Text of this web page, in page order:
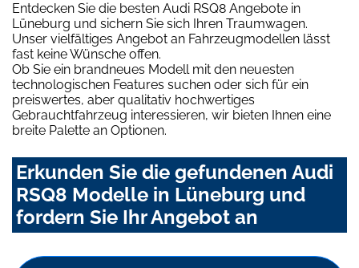
Entdecken Sie die besten Audi RSQ8 Angebote in
Lüneburg und sichern Sie sich Ihren Traumwagen.
Unser vielfältiges Angebot an Fahrzeugmodellen lässt
fast keine Wünsche offen.
Ob Sie ein brandneues Modell mit den neuesten
technologischen Features suchen oder sich für ein
preiswertes, aber qualitativ hochwertiges
Gebrauchtfahrzeug interessieren, wir bieten Ihnen eine
breite Palette an Optionen.
Erkunden Sie die gefundenen Audi
RSQ8 Modelle in Lüneburg und
fordern Sie Ihr Angebot an